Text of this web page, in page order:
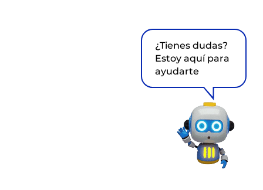
¿Tienes dudas?
Estoy aquí para
ayudarte